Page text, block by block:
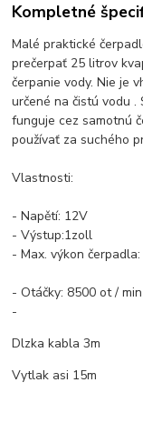
Kompletné
Malé praktické
prečerpať 25 litrov
čerpanie vody. Nie je
určené na čistú vodu
funguje cez samotnú
používať za suchého
Vlastnosti:
- Napětí: 12V
- Výstup:1zoll
- Max. výkon
- Otáčky: 8500 ot / min
-
Dlzka kabla 3m
Vytlak asi 15m